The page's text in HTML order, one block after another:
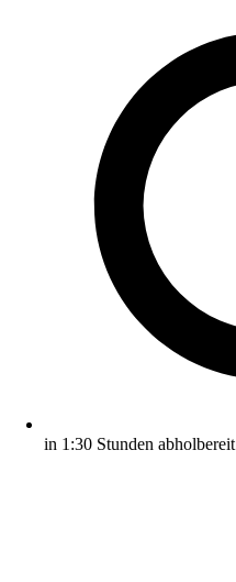
in 1:30 Stunden abholbereit